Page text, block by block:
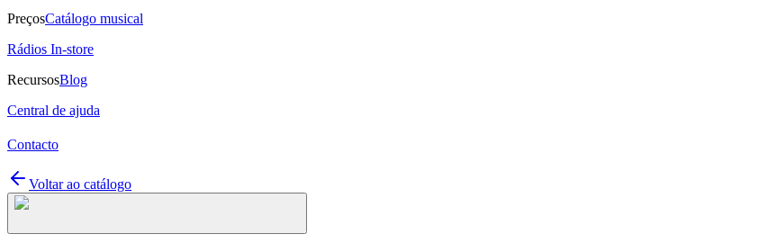
PreçosCatálogo musical
Rádios In-store
RecursosBlog
Central de ajuda
Contacto
Voltar ao catálogo